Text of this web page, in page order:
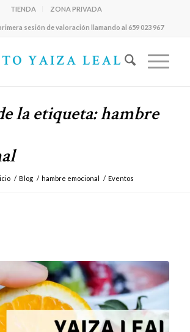
TIENDA ZONA PRIVADA
sesión de valoración llamando al 659 023 967
la etiqueta: hambre
/ Blog / hambre emocional / Eventos